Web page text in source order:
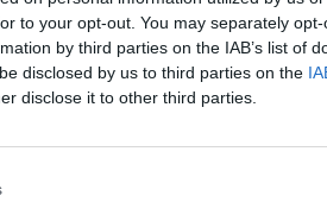
to your opt-out. You may separately
by third parties on the IAB’s list of
disclosed by us to third parties on the
disclose it to other third parties.
(25/4/2026)
ένας νεαρός